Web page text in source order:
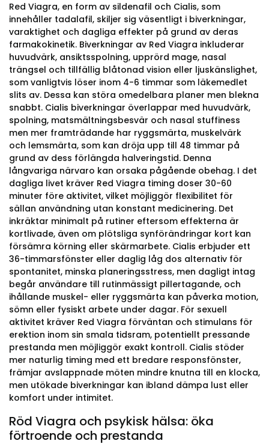
Red Viagra, en form av sildenafil och Cialis, som
innehåller tadalafil, skiljer sig väsentligt i biverkningar,
varaktighet och dagliga effekter på grund av deras
farmakokinetik. Biverkningar av Red Viagra inkluderar
huvudvärk, ansiktsspolning, upprörd mage, nasal
trängsel och tillfällig blåtonad vision eller ljuskänslighet,
som vanligtvis löser inom 4-6 timmar som läkemedlet
slits av. Dessa kan störa omedelbara planer men blekna
snabbt. Cialis biverkningar överlappar med huvudvärk,
spolning, matsmältningsbesvär och nasal stuffiness
men mer framträdande har ryggsmärta, muskelvärk
och lemsmärta, som kan dröja upp till 48 timmar på
grund av dess förlängda halveringstid. Denna
långvariga närvaro kan orsaka pågående obehag. I det
dagliga livet kräver Red Viagra timing doser 30-60
minuter före aktivitet, vilket möjliggör flexibilitet för
sällan användning utan konstant medicinering. Det
inkräktar minimalt på rutiner eftersom effekterna är
kortlivade, även om plötsliga synförändringar kort kan
försämra körning eller skärmarbete. Cialis erbjuder ett
36-timmarsfönster eller daglig låg dos alternativ för
spontanitet, minska planeringsstress, men dagligt intag
begår användare till rutinmässigt pillertagande, och
ihållande muskel- eller ryggsmärta kan påverka motion,
sömn eller fysiskt arbete under dagar. För sexuell
aktivitet kräver Red Viagra förväntan och stimulans för
erektion inom sin smala tidsram, potentiellt pressande
prestanda men möjliggör exakt kontroll. Cialis stöder
mer naturlig timing med ett bredare responsfönster,
främjar avslappnade möten mindre knutna till en klocka,
men utökade biverkningar kan ibland dämpa lust eller
komfort under intimitet.
Röd Viagra och psykisk hälsa: öka
förtroende och prestanda